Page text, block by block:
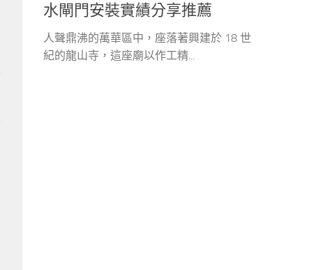
水閘門安裝實績分享推薦
人聲鼎沸的萬華區中，座落著興建於 18 世
紀的龍山寺，這座廟以作工精...